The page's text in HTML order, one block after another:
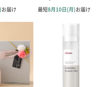
ー、フェスなど、イベント